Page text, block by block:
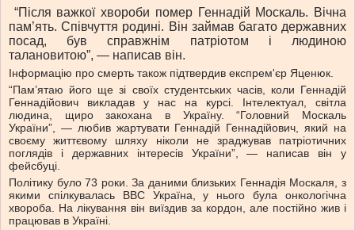
“Після важкої хвороби помер Геннадій Москаль. Вічна
памʼять. Співчуття родині. Він займав багато державних
посад, був справжнім патріотом і людиною
талановитою”, — написав він.
Інформацію про смерть також підтвердив експрем'єр Яценюк.
“Пам’ятаю його ще зі своїх студентських часів, коли Геннадій
Геннадійович викладав у нас на курсі. Інтелектуал, світла
людина, щиро закохана в Україну. “Головний Москаль
України”, — любив жартувати Геннадій Геннадійович, який на
своєму життєвому шляху ніколи не зраджував патріотичних
поглядів і державних інтересів України”, — написав він у
фейсбуці.
Політику було 73 роки. За даними близьких Геннадія Москаля, з
якими спілкувалась ВВС Україна, у нього була онкологічна
хвороба. На лікування він виїздив за кордон, але постійно жив і
працював в Україні.